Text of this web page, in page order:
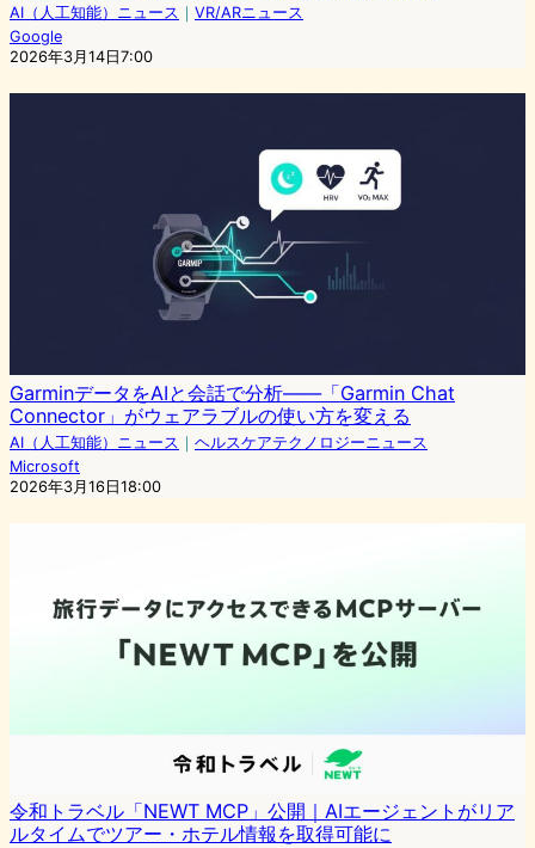
AI（人工知能）ニュース ｜ VR/ARニュース
Google
2026年3月14日7:00
GarminデータをAIと会話で分析——「Garmin Chat
Connector」がウェアラブルの使い方を変える
AI（人工知能）ニュース ｜ ヘルスケアテクノロジーニュース
Microsoft
2026年3月16日18:00
令和トラベル「NEWT MCP」公開｜AIエージェントがリア
ルタイムでツアー・ホテル情報を取得可能に